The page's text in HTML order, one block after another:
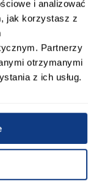
i analizować
jak korzystasz z
Partnerzy
otrzymanymi
z ich usług.